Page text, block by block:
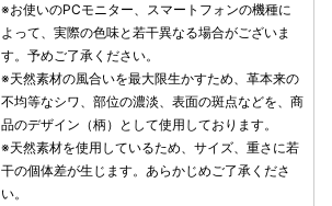
※お使いのPCモニター、スマートフォンの機種に
よって、実際の色味と若干異なる場合がございま
す。予めご了承ください。
※天然素材の風合いを最大限生かすため、革本来の
不均等なシワ、部位の濃淡、表面の斑点などを、商
品のデザイン（柄）として使用しております。
※天然素材を使用しているため、サイズ、重さに若
干の個体差が生じます。あらかじめご了承くださ
い。